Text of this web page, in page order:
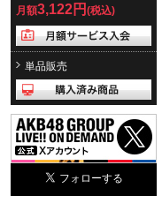
月額3,122円 (税込)
単品販売